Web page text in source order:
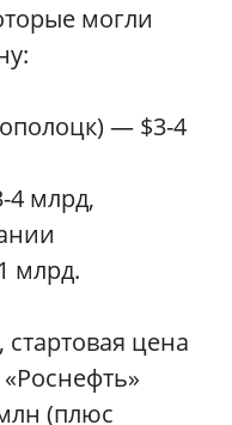
могли
— $3-4
млрд,
млрд.
цена
(плюс